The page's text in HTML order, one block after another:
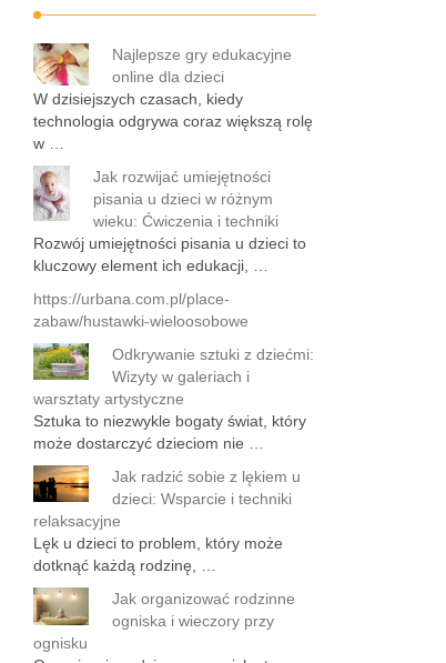
Najlepsze gry edukacyjne
online dla dzieci
W dzisiejszych czasach, kiedy
technologia odgrywa coraz większą rolę
w …
Jak rozwijać umiejętności
pisania u dzieci w różnym
wieku: Ćwiczenia i techniki
Rozwój umiejętności pisania u dzieci to
kluczowy element ich edukacji, …
https://urbana.com.pl/place-
zabaw/hustawki-wieloosobowe
Odkrywanie sztuki z dziećmi:
Wizyty w galeriach i
warsztaty artystyczne
Sztuka to niezwykle bogaty świat, który
może dostarczyć dzieciom nie …
Jak radzić sobie z lękiem u
dzieci: Wsparcie i techniki
relaksacyjne
Lęk u dzieci to problem, który może
dotknąć każdą rodzinę, …
Jak organizować rodzinne
ogniska i wieczory przy
ognisku